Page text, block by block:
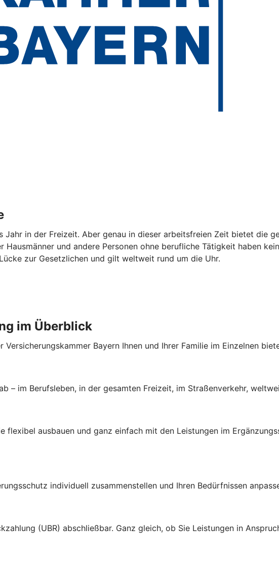
in der Freizeit. Aber genau in dieser arbeitsfreien Zeit bietet die
Hausmänner und andere Personen ohne berufliche Tätigkeit haben
zur Gesetzlichen und gilt weltweit rund um die Uhr.
im Überblick
Bayern Ihnen und Ihrer Familie im Einzelnen
– im Berufsleben, in der gesamten Freizeit, im Straßenverkehr,
flexibel ausbauen und ganz einfach mit den Leistungen im
individuell zusammenstellen und Ihren Bedürfnissen
(UBR) abschließbar. Ganz gleich, ob Sie Leistungen in